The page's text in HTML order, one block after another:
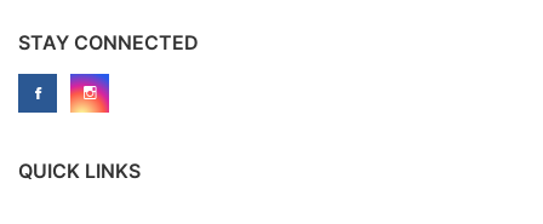
STAY CONNECTED
QUICK LINKS